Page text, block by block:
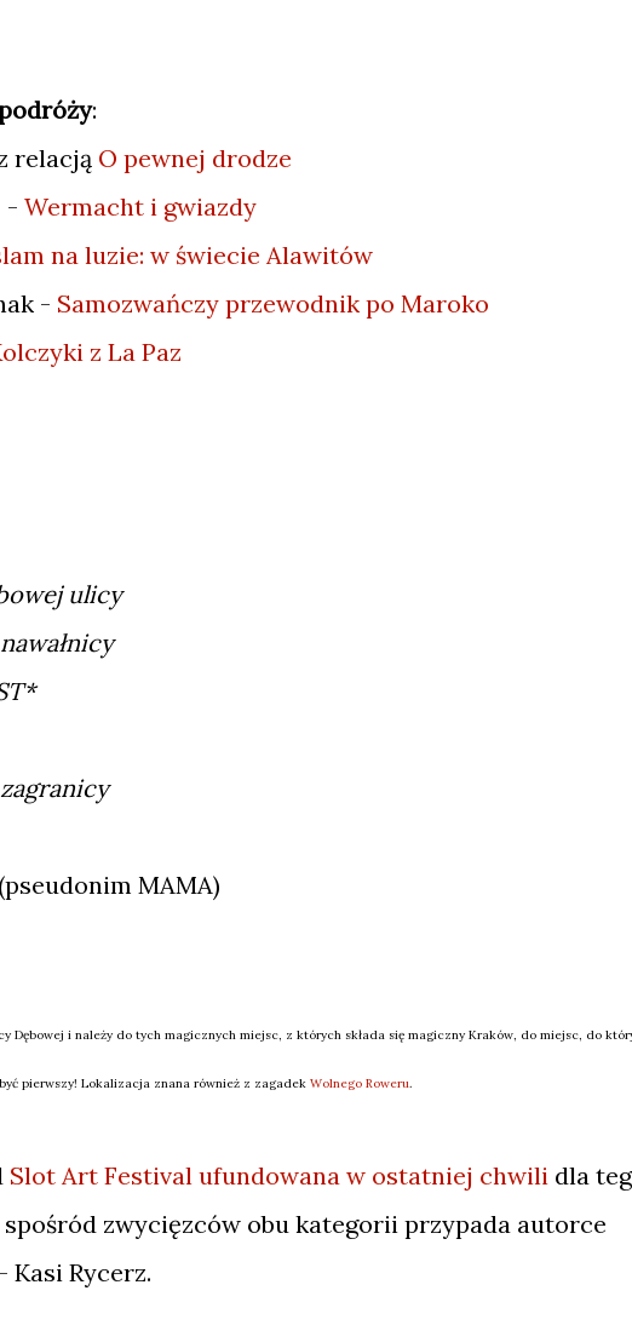
:
relacją O pewnej drodze
- Wermacht i gwiazdy
na luzie: w świecie Alawitów
- Samozwańczy przewodnik po Maroko
z La Paz
ulicy
MAMA)
Dębowej i należy do tych magicznych miejsc, z których składa się magiczny Kraków, do miejsc, do
pierwszy! Lokalizacja znana również z zagadek Wolnego Roweru.
Slot Art Festival ufundowana w ostatniej chwili dla
zwycięzców obu kategorii przypada autorce
Rycerz.